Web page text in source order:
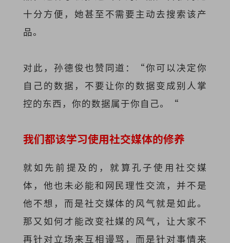
十分方便，她甚至不需要主动去搜索该产
品。
对此，孙德俊也赞同道：“你可以决定你
自己的数据，不要让你的数据变成别人掌
控的东西，你的数据属于你自己。“
我们都该学习使用社交媒体的修养
就如先前提及的，就算孔子使用社交媒
体，他也未必能和网民理性交流，并不是
他不想，而是社交媒体的风气就是如此。
那又如何才能改变社媒的风气，让大家不
再针对立场来互相谩骂，而是针对事情来